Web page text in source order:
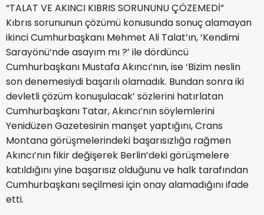
“TALAT VE AKINCI KIBRIS SORUNUNU ÇÖZEMEDİ”
Kıbrıs sorununun çözümü konusunda sonuç alamayan
ikinci Cumhurbaşkanı Mehmet Ali Talat’ın, ‘Kendimi
Sarayönü’nde asayım mı ?’ ile dördüncü
Cumhurbaşkanı Mustafa Akıncı’nın, ise ‘Bizim neslin
son denemesiydi başarılı olamadık. Bundan sonra iki
devletli çözüm konuşulacak’ sözlerini hatırlatan
Cumhurbaşkanı Tatar, Akıncı’nın söylemlerini
Yenidüzen Gazetesinin manşet yaptığını, Crans
Montana görüşmelerindeki başarısızlığa rağmen
Akıncı’nın fikir değişerek Berlin’deki görüşmelere
katıldığını yine başarısız olduğunu ve halk tarafından
Cumhurbaşkanı seçilmesi için onay alamadığını ifade
etti.